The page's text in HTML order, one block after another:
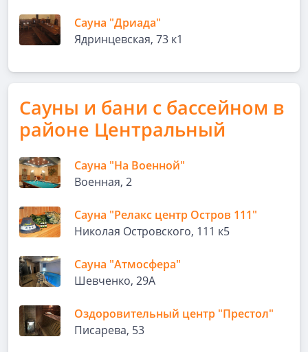
Сауна "Дриада"
Ядринцевская, 73 к1
Сауны и бани с бассейном в
районе Центральный
Сауна "На Военной"
Военная, 2
Сауна "Релакс центр Остров 111"
Николая Островского, 111 к5
Сауна "Атмосфера"
Шевченко, 29А
Оздоровительный центр "Престол"
Писарева, 53